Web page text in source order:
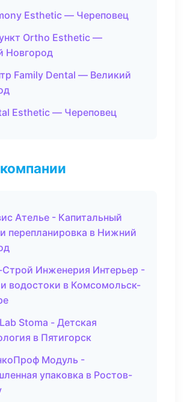
Esthetic — Череповец
Ortho Esthetic —
Новгород
Family Dental — Великий
Esthetic — Череповец
Ателье - Капитальный
перепланировка в Нижний
Инженерия Интерьер -
водостоки в Комсомольск-
Stoma - Детская
в Пятигорск
Модуль -
упаковка в Ростов-